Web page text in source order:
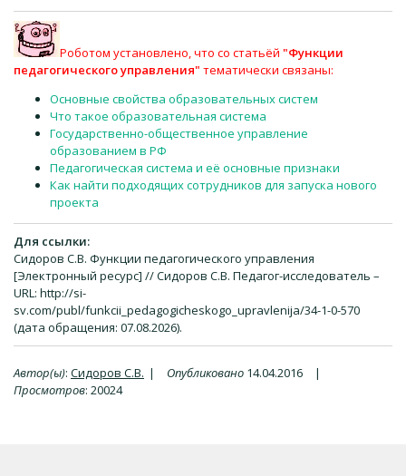
Роботом установлено, что со статьёй "Функции
педагогического управления" тематически связаны:
Основные свойства образовательных систем
Что такое образовательная система
Государственно-общественное управление
образованием в РФ
Педагогическая система и её основные признаки
Как найти подходящих сотрудников для запуска нового
проекта
Для ссылки:
Сидоров С.В. Функции педагогического управления
[Электронный ресурс] // Сидоров С.В. Педагог-исследователь –
URL: http://si-
sv.com/publ/funkcii_pedagogicheskogo_upravlenija/34-1-0-570
(дата обращения: 07.08.2026).
Автор(ы): Сидоров С.В. | Опубликовано 14.04.2016
|
Просмотров: 20024